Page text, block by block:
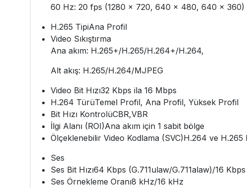
60 Hz: 20 fps (1280 × 720, 640 × 480, 640 × 360)
H.265 TipiAna Profil
Video Sıkıştırma
Ana akım: H.265+/H.265/H.264+/H.264,
Alt akış: H.265/H.264/MJPEG
Video Bit Hızı32 Kbps ila 16 Mbps
H.264 TürüTemel Profil, Ana Profil, Yüksek Profil
Bit Hızı KontrolüCBR,VBR
İlgi Alanı (ROI)Ana akım için 1 sabit bölge
Ölçeklenebilir Video Kodlama (SVC)H.264 ve H.265
Ses
Ses Bit Hızı64 Kbps (G.711ulaw/G.711alaw)/16
Ses Örnekleme Oranı8 kHz/16 kHz